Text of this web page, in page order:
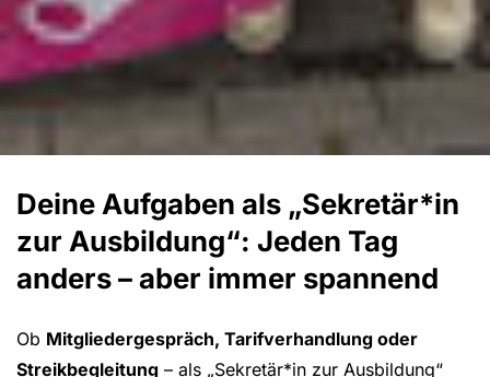
Deine Aufgaben als „Sekretär*in
zur Ausbildung“: Jeden Tag
anders – aber immer spannend
Ob Mitgliedergespräch, Tarifverhandlung oder
Streikbegleitung – als „Sekretär*in zur Ausbildung“